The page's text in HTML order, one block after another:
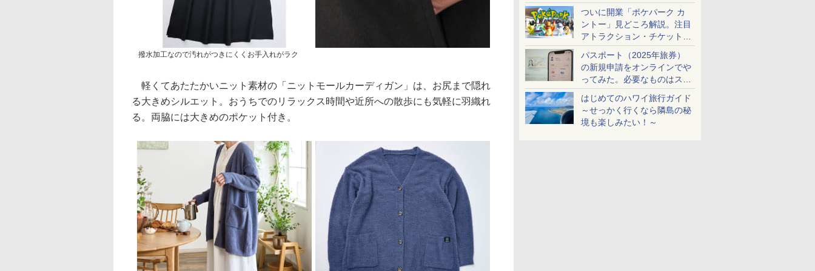
ケットも解説
ついに開業「ポケパーク カ
ントー」見どころ解説。注目
アトラクション・チケット手
配・来場前に必要な準備は？
パスポート（2025年旅券）
の新規申請をオンラインでや
ってみた。必要なものはスマ
ホとマイナカードのみ
はじめてのハワイ旅行ガイド
～せっかく行くなら隣島の秘
境も楽しみたい！～
撥水加工なので汚れがつきにくくお手入れがラク
軽くてあたたかいニット素材の「ニットモールカーディガン」は、お尻まで隠れ
る大きめシルエット。おうちでのリラックス時間や近所への散歩にも気軽に羽織れ
る。両脇には大きめのポケット付き。